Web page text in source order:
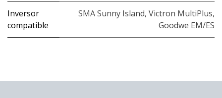
Inversor
compatible
SMA Sunny Island, Victron MultiPlus,
Goodwe EM/ES